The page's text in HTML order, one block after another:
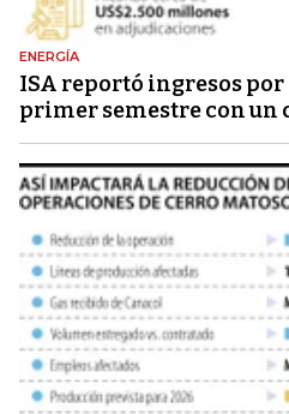
ENERGÍA
ISA reportó ingresos por
primer semestre con un